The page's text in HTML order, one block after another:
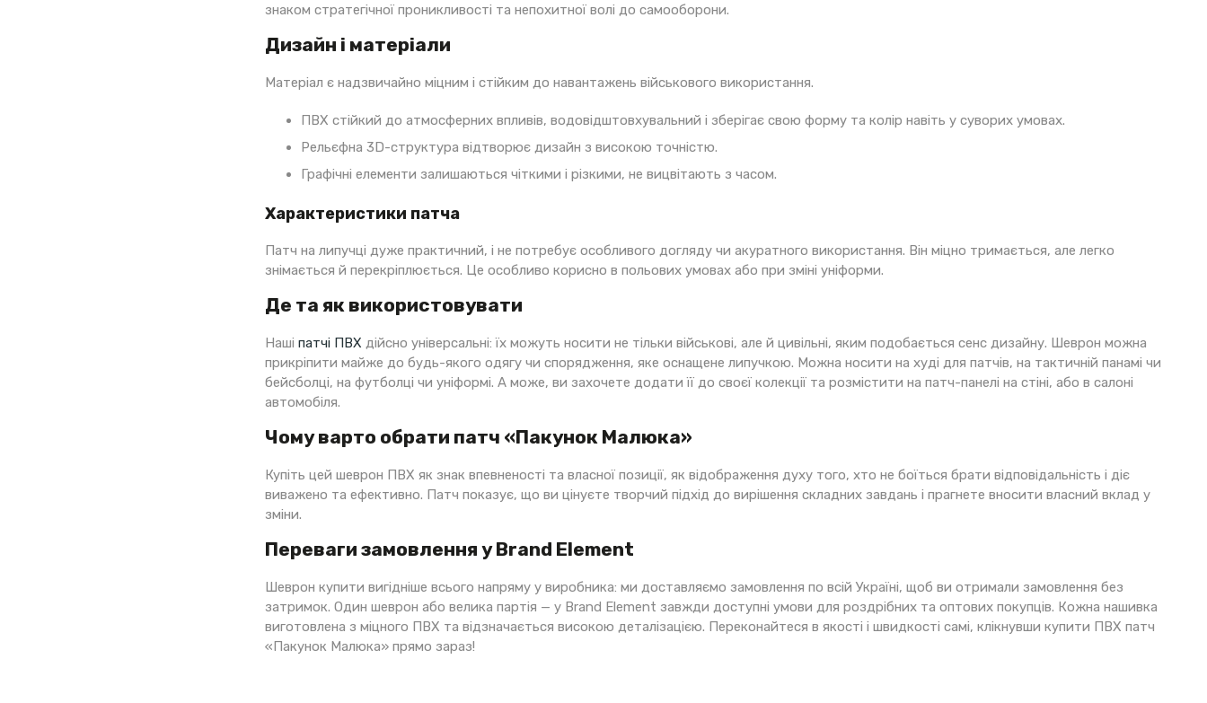
знаком стратегічної проникливості та непохитної волі до самооборони.
Дизайн і матеріали
Матеріал є надзвичайно міцним і стійким до навантажень військового використання.
ПВХ стійкий до атмосферних впливів, водовідштовхувальний і зберігає свою форму та колір навіть у суворих умовах.
Рельєфна 3D-структура відтворює дизайн з високою точністю.
Графічні елементи залишаються чіткими і різкими, не вицвітають з часом.
Характеристики патча
Патч на липучці дуже практичний, і не потребує особливого догляду чи акуратного використання. Він міцно тримається, але легко
знімається й перекріплюється. Це особливо корисно в польових умовах або при зміні уніформи.
Де та як використовувати
Наші патчі ПВХ дійсно універсальні: їх можуть носити не тільки військові, але й цивільні, яким подобається сенс дизайну. Шеврон можна
прикріпити майже до будь-якого одягу чи спорядження, яке оснащене липучкою. Можна носити на худі для патчів, на тактичній панамі чи
бейсболці, на футболці чи уніформі. А може, ви захочете додати її до своєї колекції та розмістити на патч-панелі на стіні, або в салоні
автомобіля.
Чому варто обрати патч «Пакунок Малюка»
Купіть цей шеврон ПВХ як знак впевненості та власної позиції, як відображення духу того, хто не боїться брати відповідальність і діє
виважено та ефективно. Патч показує, що ви цінуєте творчий підхід до вирішення складних завдань і прагнете вносити власний вклад у
зміни.
Переваги замовлення у Brand Element
Шеврон купити вигідніше всього напряму у виробника: ми доставляємо замовлення по всій Україні, щоб ви отримали замовлення без
затримок. Один шеврон або велика партія — у Brand Element завжди доступні умови для роздрібних та оптових покупців. Кожна нашивка
виготовлена з міцного ПВХ та відзначається високою деталізацією. Переконайтеся в якості і швидкості самі, клікнувши купити ПВХ патч
«Пакунок Малюка» прямо зараз!